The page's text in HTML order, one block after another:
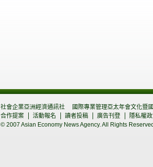
社會企業亞洲經濟通訊社
國際專業管理亞太年會文化暨
合作提案
活動報名 讀者投稿 廣告刊登
隱私權
© 2007 Asian Economy News Agency. All Rights